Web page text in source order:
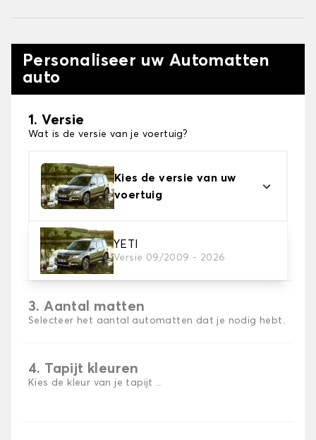
Personaliseer uw Automatten
auto
1. Versie
Wat is de versie van je voertuig?
Kies de versie van uw
voertuig
YETI
Versie 09/2009 - 2026
2. Materiaal
Kies het materiaal van uw automatten
3. Aantal matten
Selecteer het aantal automatten dat je nodig hebt.
4. Tapijt kleuren
Kies de kleur van je tapijt ..